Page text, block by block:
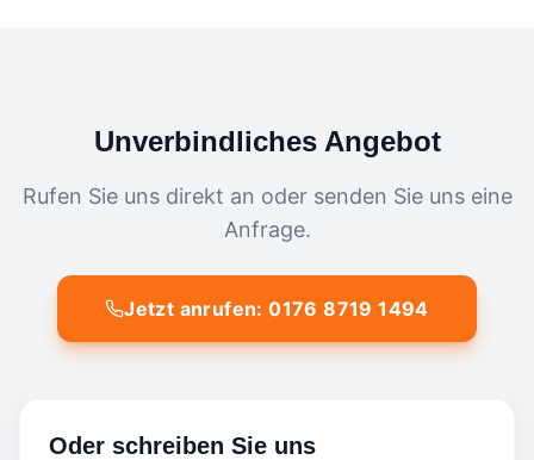
Unverbindliches Angebot
Rufen Sie uns direkt an oder senden Sie uns eine
Anfrage.
Jetzt anrufen: 0176 8719 1494
Oder schreiben Sie uns